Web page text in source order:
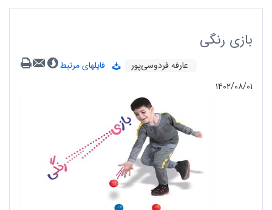
بازی رنگی
عارفه فردوسی‌پور
فایلهای مرتبط
۱۴۰۲/۰۸/۰۱